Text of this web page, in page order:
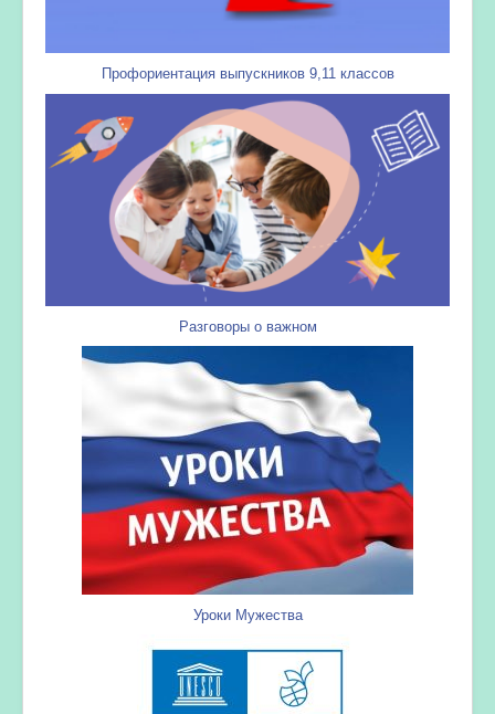
Профориентация выпускников 9,11 классов
Разговоры о важном
Уроки Мужества